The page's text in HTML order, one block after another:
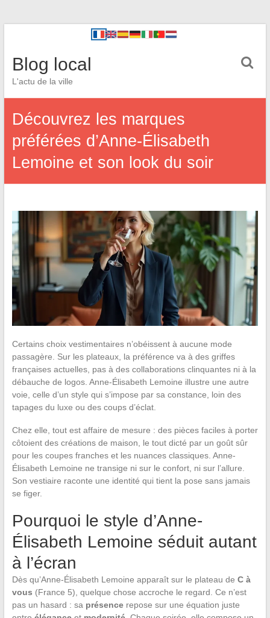
Blog local
L'actu de la ville
Découvrez les marques
préférées d’Anne-Élisabeth
Lemoine et son look du soir
Certains choix vestimentaires n’obéissent à aucune mode
passagère. Sur les plateaux, la préférence va à des griffes
françaises actuelles, pas à des collaborations clinquantes ni à la
débauche de logos. Anne-Élisabeth Lemoine illustre une autre
voie, celle d’un style qui s’impose par sa constance, loin des
tapages du luxe ou des coups d’éclat.
Chez elle, tout est affaire de mesure : des pièces faciles à porter
côtoient des créations de maison, le tout dicté par un goût sûr
pour les coupes franches et les nuances classiques. Anne-
Élisabeth Lemoine ne transige ni sur le confort, ni sur l’allure.
Son vestiaire raconte une identité qui tient la pose sans jamais
se figer.
Pourquoi le style d’Anne-
Élisabeth Lemoine séduit autant
à l’écran
Dès qu’Anne-Élisabeth Lemoine apparaît sur le plateau de C à
vous (France 5), quelque chose accroche le regard. Ce n’est
pas un hasard : sa présencerepose sur une équation juste